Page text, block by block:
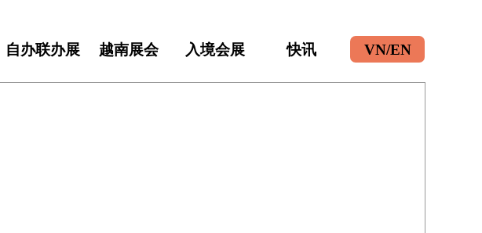
自办联办展 越南展会 入境会展 快讯 VN/EN